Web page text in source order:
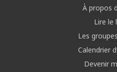
À propos
Lire le
Les
Calendrier
Devenir